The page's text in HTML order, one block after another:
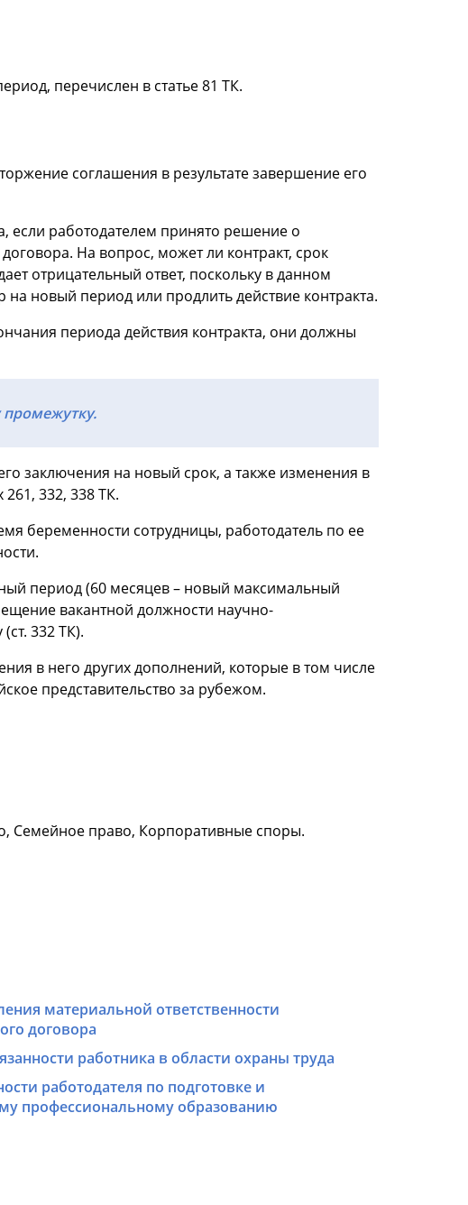
перечислен в статье 81 ТК.
соглашения в результате завершение его
если работодателем принято решение о
На вопрос, может ли контракт, срок
отрицательный ответ, поскольку в данном
новый период или продлить действие контракта.
периода действия контракта, они должны
заключения на новый срок, а также изменения в
332, 338 ТК.
беременности сотрудницы, работодатель по ее
период (60 месяцев – новый максимальный
вакантной должности научно-
332 ТК).
в него других дополнений, которые в том числе
представительство за рубежом.
Семейное право, Корпоративные споры.
материальной ответственности
договора
работника в области охраны труда
работодателя по подготовке и
профессиональному образованию